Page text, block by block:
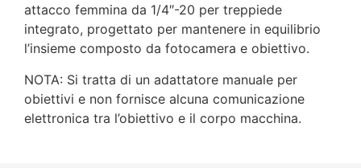
attacco femmina da 1/4″-20 per treppiede
integrato, progettato per mantenere in equilibrio
l’insieme composto da fotocamera e obiettivo.
NOTA: Si tratta di un adattatore manuale per
obiettivi e non fornisce alcuna comunicazione
elettronica tra l’obiettivo e il corpo macchina.